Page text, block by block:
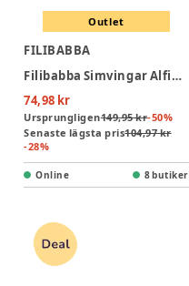
Outlet
FILIBABBA
Filibabba Simvingar Alfie - Unicorn Shores
74,98 kr
Ursprungligen149,95 kr-50%
Senaste lägsta pris104,97 kr
-28%
Online 8 butiker